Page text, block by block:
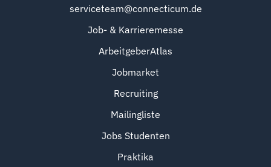
serviceteam@connecticum.de
Job- & Karrieremesse
ArbeitgeberAtlas
Jobmarket
Recruiting
Mailingliste
Jobs Studenten
Praktika